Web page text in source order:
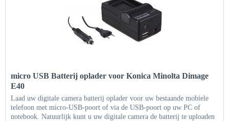
micro USB Batterij oplader voor Konica Minolta Dimage
E40
Laad uw digitale camera batterij oplader voor uw bestaande mobiele
telefoon met micro-USB-poort of via de USB-poort op uw PC of
notebook. Natuurlijk kunt u uw digitale camera de batterij te uploaden